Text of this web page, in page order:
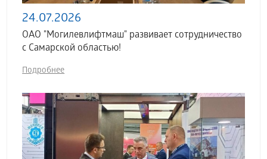
24.07.2026
ОАО "Могилевлифтмаш" развивает сотрудничество
с Самарской областью!
Подробнее